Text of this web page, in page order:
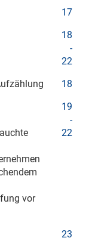
17
18
-
22
18
vor
19
-
22
23